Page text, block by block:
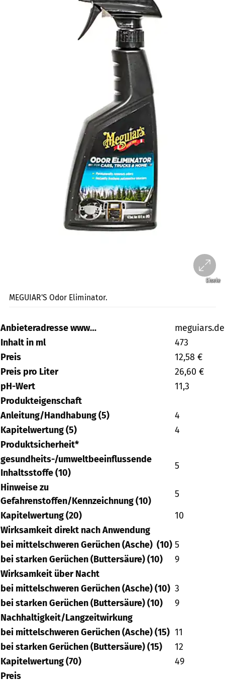
Eisele
MEGUIAR'S Odor Eliminator.
Anbieteradresse www…
meguiars.de
Inhalt in ml
473
Preis
12,58 €
Preis pro Liter
26,60 €
pH-Wert
11,3
Produkteigenschaft
Anleitung/Handhabung (5)
4
Kapitelwertung (5)
4
Produktsicherheit*
gesundheits-/umweltbeeinflussende
Inhaltsstoffe (10)
5
Hinweise zu
Gefahrenstoffen/Kennzeichnung (10)
5
Kapitelwertung (20)
10
Wirksamkeit direkt nach Anwendung
bei mittelschweren Gerüchen (Asche) (10) 5
bei starken Gerüchen (Buttersäure) (10)
9
Wirksamkeit über Nacht
bei mittelschweren Gerüchen (Asche) (10) 3
bei starken Gerüchen (Buttersäure) (10)
9
Nachhaltigkeit/Langzeitwirkung
bei mittelschweren Gerüchen (Asche) (15) 11
bei starken Gerüchen (Buttersäure) (15)
12
Kapitelwertung (70)
49
Preis